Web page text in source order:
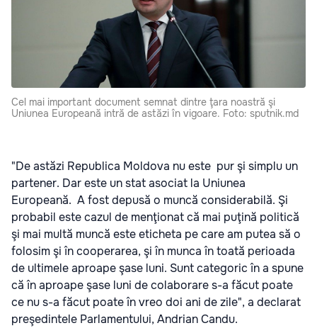
Cel mai important document semnat dintre ţara noastră şi
Uniunea Europeană intră de astăzi în vigoare. Foto: sputnik.md
"De astăzi Republica Moldova nu este pur şi simplu un
partener. Dar este un stat asociat la Uniunea
Europeană. A fost depusă o muncă considerabilă. Şi
probabil este cazul de menţionat că mai puţină politică
şi mai multă muncă este eticheta pe care am putea să o
folosim şi în cooperarea, şi în munca în toată perioada
de ultimele aproape şase luni. Sunt categoric în a spune
că în aproape şase luni de colaborare s-a făcut poate
ce nu s-a făcut poate în vreo doi ani de zile", a declarat
preşedintele Parlamentului, Andrian Candu.